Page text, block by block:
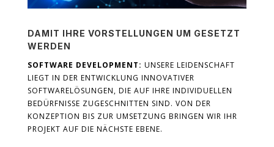
DAMIT IHRE VORSTELLUNGEN UM GESETZT
WERDEN
SOFTWARE DEVELOPMENT: UNSERE LEIDENSCHAFT
LIEGT IN DER ENTWICKLUNG INNOVATIVER
SOFTWARELÖSUNGEN, DIE AUF IHRE INDIVIDUELLEN
BEDÜRFNISSE ZUGESCHNITTEN SIND. VON DER
KONZEPTION BIS ZUR UMSETZUNG BRINGEN WIR IHR
PROJEKT AUF DIE NÄCHSTE EBENE.